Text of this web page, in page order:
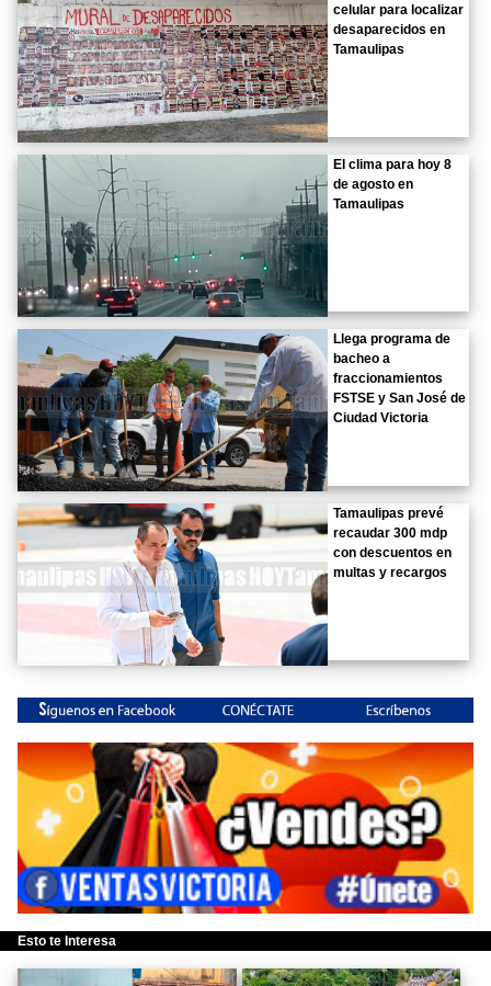
celular para localizar
desaparecidos en
Tamaulipas
El clima para hoy 8
de agosto en
Tamaulipas
Llega programa de
bacheo a
fraccionamientos
FSTSE y San José de
Ciudad Victoria
Tamaulipas prevé
recaudar 300 mdp
con descuentos en
multas y recargos
Esto te Interesa